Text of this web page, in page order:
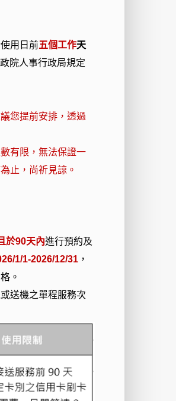
用日前五個工作天
院人事行政局規定
您提前安排，透過
有限，無法保證一
止，尚祈見諒。
於90天內進行預約及
1/1-2026/12/31 ，
。
送機之單程服務次